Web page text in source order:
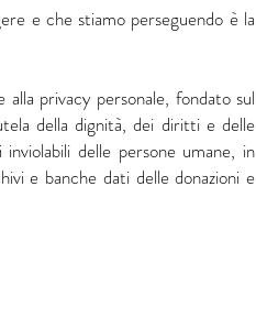
e che stiamo perseguendo è la
privacy personale, fondato sul
della dignità, dei diritti e delle
delle persone umane, in
e banche dati delle donazioni e